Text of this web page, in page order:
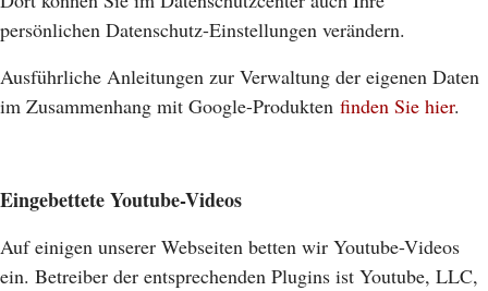
persönlichen Datenschutz-Einstellungen verändern.
Ausführliche Anleitungen zur Verwaltung der eigenen Daten
im Zusammenhang mit Google-Produkten finden Sie hier.
Eingebettete Youtube-Videos
Auf einigen unserer Webseiten betten wir Youtube-Videos
ein. Betreiber der entsprechenden Plugins ist Youtube, LLC,